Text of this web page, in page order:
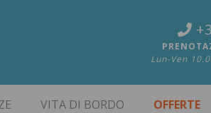
Lun-Ven
VITA DI BORDO OFFERTE